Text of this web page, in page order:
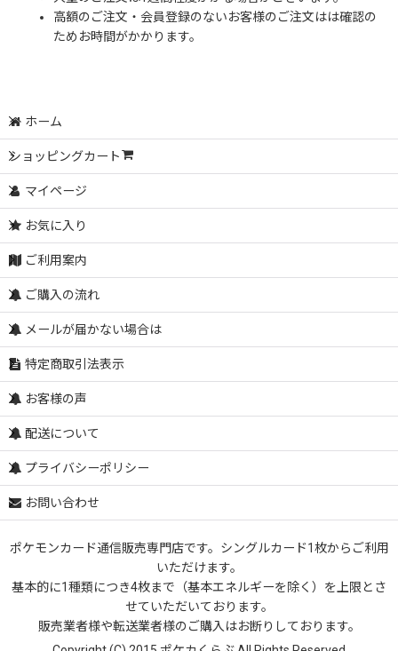
高額のご注文・会員登録のないお客様のご注文はは確認の
ためお時間がかかります。
ホーム
ショッピングカート
マイページ
お気に入り
ご利用案内
ご購入の流れ
メールが届かない場合は
特定商取引法表示
お客様の声
配送について
プライバシーポリシー
お問い合わせ
ポケモンカード通信販売専門店です。シングルカード1枚からご利用
いただけます。
基本的に1種類につき4枚まで（基本エネルギーを除く）を上限とさ
せていただいております。
販売業者様や転送業者様のご購入はお断りしております。